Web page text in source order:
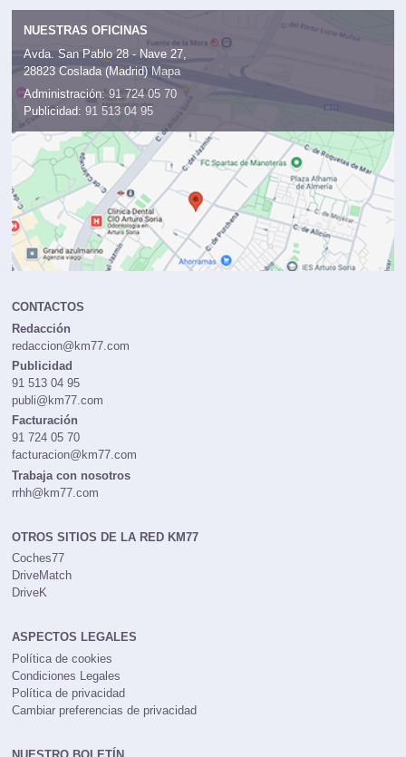
NUESTRAS OFICINAS
Avda. San Pablo 28 - Nave 27,
28823 Coslada (Madrid) Mapa
Administración: 91 724 05 70
Publicidad: 91 513 04 95
CONTACTOS
Redacción
redaccion@km77.com
Publicidad
91 513 04 95
publi@km77.com
Facturación
91 724 05 70
facturacion@km77.com
Trabaja con nosotros
rrhh@km77.com
OTROS SITIOS DE LA RED KM77
Coches77
DriveMatch
DriveK
ASPECTOS LEGALES
Política de cookies
Condiciones Legales
Política de privacidad
Cambiar preferencias de privacidad